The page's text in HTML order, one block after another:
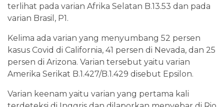
terlihat pada varian Afrika Selatan B.13.53 dan pada
varian Brasil, P1.
Kelima ada varian yang menyumbang 52 persen
kasus Covid di California, 41 persen di Nevada, dan 25
persen di Arizona. Varian tersebut yaitu varian
Amerika Serikat B.1.427/B.1.429 disebut Epsilon.
Varian keenam yaitu varian yang pertama kali